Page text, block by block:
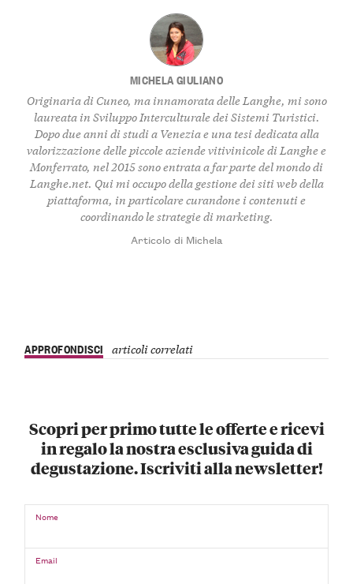
MICHELA GIULIANO
Originaria di Cuneo, ma innamorata delle Langhe, mi sono
laureata in Sviluppo Interculturale dei Sistemi Turistici.
Dopo due anni di studi a Venezia e una tesi dedicata alla
valorizzazione delle piccole aziende vitivinicole di Langhe e
Monferrato, nel 2015 sono entrata a far parte del mondo di
Langhe.net. Qui mi occupo della gestione dei siti web della
piattaforma, in particolare curandone i contenuti e
coordinando le strategie di marketing.
Articolo di Michela
APPROFONDISCI articoli correlati
Scopri per primo tutte le offerte e ricevi
in regalo la nostra esclusiva guida di
degustazione. Iscriviti alla newsletter!
Nome
Email